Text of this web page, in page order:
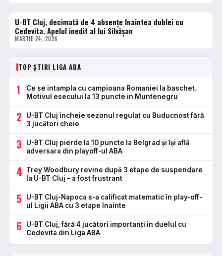
BASCHET
U-BT Cluj, decimată de 4 absențe înaintea dublei cu
Cedevita. Apelul inedit al lui Silvășan
MARTIE 24, 2026
TOP ȘTIRI LIGA ABA
1
Ce se intampla cu campioana Romaniei la baschet.
Motivul esecului la 13 puncte in Muntenegru
2
U-BT Cluj încheie sezonul regulat cu Buducnost fără
3 jucători cheie
3
U-BT Cluj pierde la 10 puncte la Belgrad și își află
adversara din playoff-ul ABA
4
Trey Woodbury revine după 3 etape de suspendare
la U-BT Cluj – a fost frustrant
5
U-BT Cluj-Napoca s-a calificat matematic în play-off-
ul Ligii ABA cu 3 etape înainte
6
U-BT Cluj, fără 4 jucători importanți în duelul cu
Cedevita din Liga ABA